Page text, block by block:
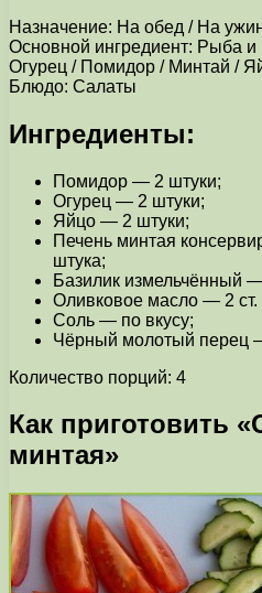
Назначение: На обед / На
Основной ингредиент: Рыба
Огурец / Помидор / Минтай /
Блюдо: Салаты
Ингредиенты:
Помидор — 2 штуки;
Огурец — 2 штуки;
Яйцо — 2 штуки;
Печень минтая
штука;
Базилик измельчённый
Оливковое масло — 2 ст.
Соль — по вкусу;
Чёрный молотый перец
Количество порций: 4
Как приготовить
минтая»